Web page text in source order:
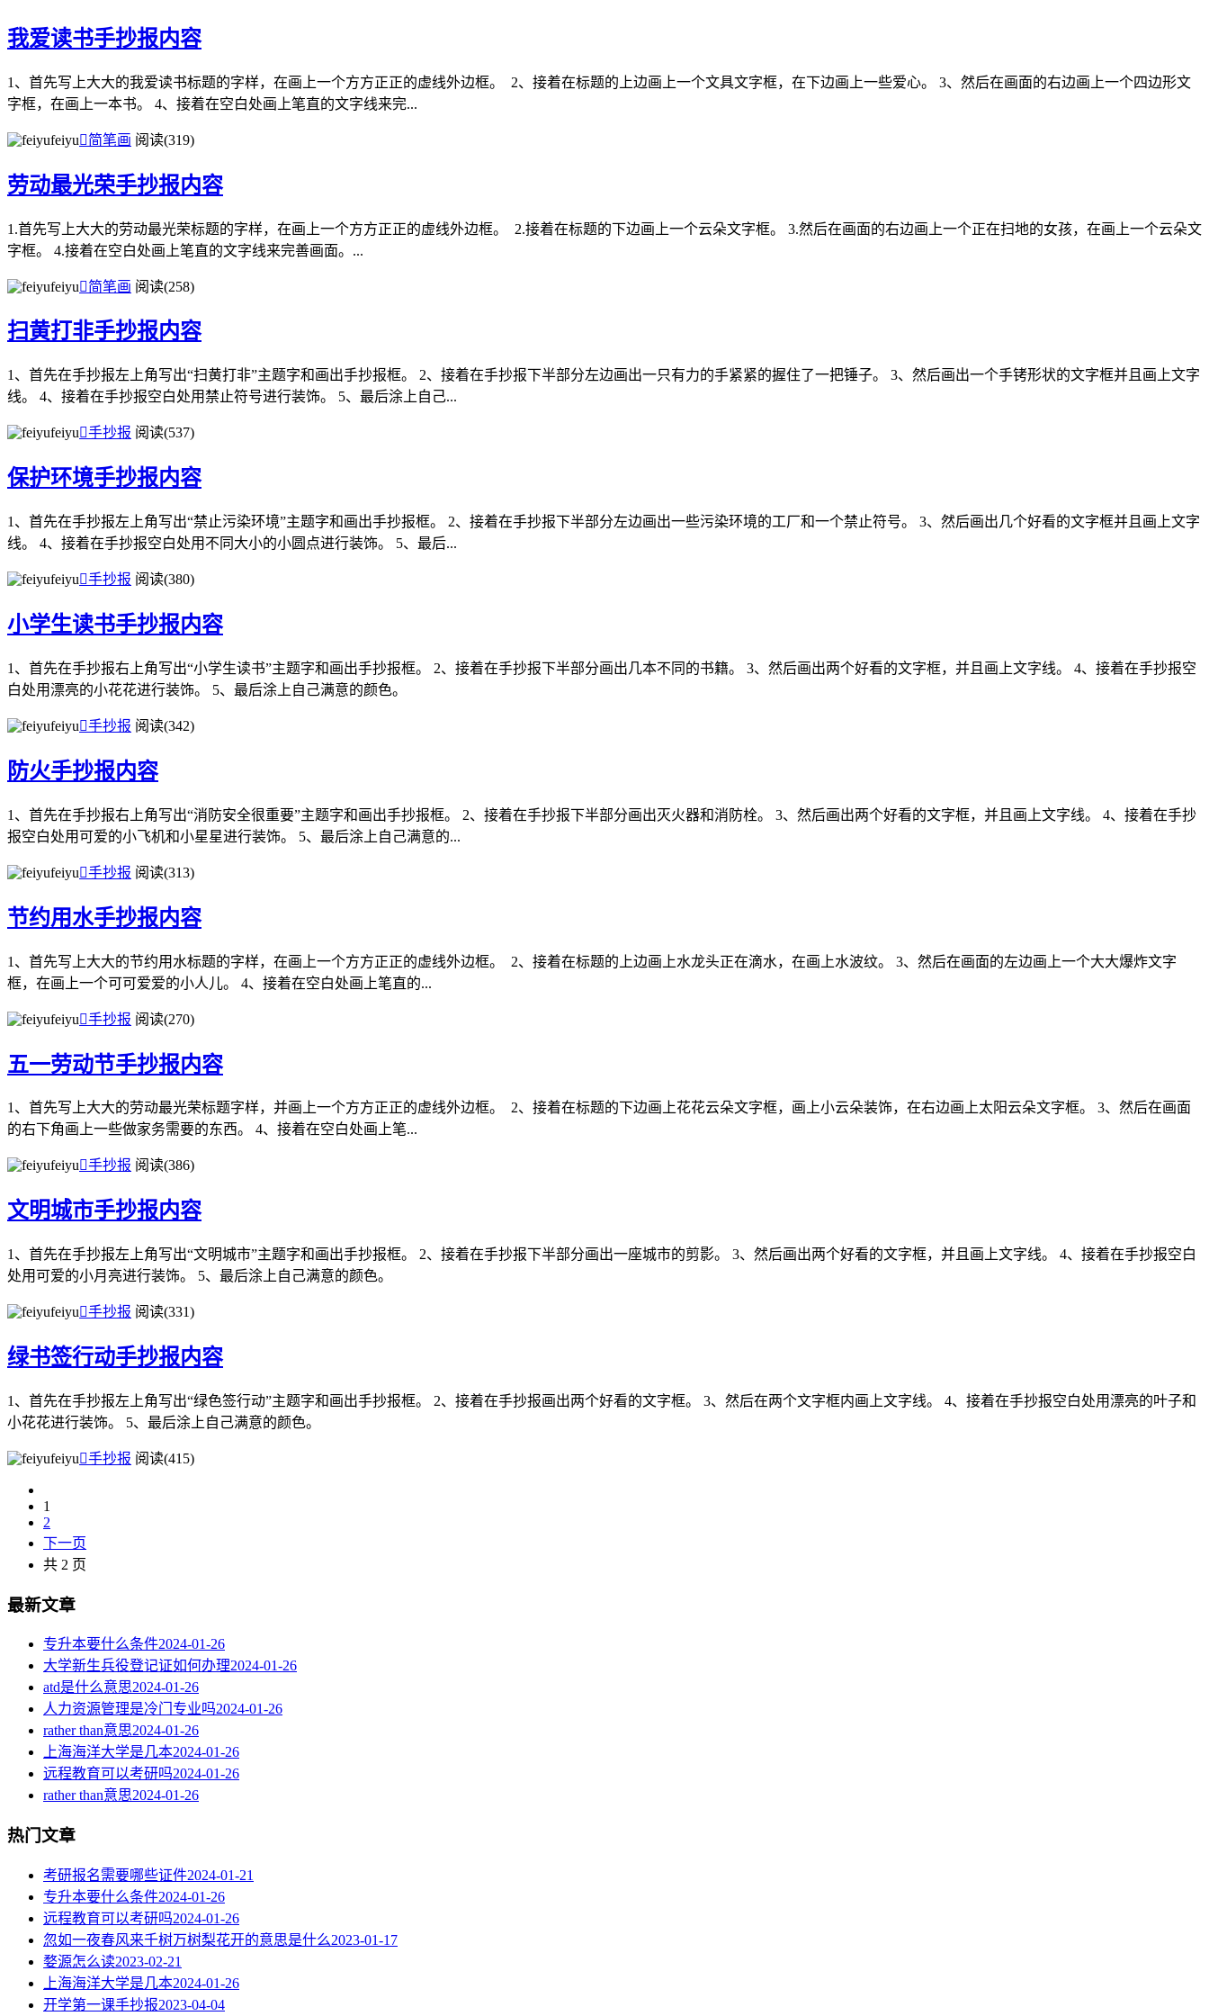
我爱读书手抄报内容
1、首先写上大大的我爱读书标题的字样，在画上一个方方正正的虚线外边框。 2、接着在标题的上边画上一个文具文字框，在下边画上一些爱心。 3、然后在画面的右边画上一个四边形文
字框，在画上一本书。 4、接着在空白处画上笔直的文字线来完...
feiyu简笔画 阅读(319)
劳动最光荣手抄报内容
1.首先写上大大的劳动最光荣标题的字样，在画上一个方方正正的虚线外边框。 2.接着在标题的下边画上一个云朵文字框。 3.然后在画面的右边画上一个正在扫地的女孩，在画上一个云朵文
字框。 4.接着在空白处画上笔直的文字线来完善画面。...
feiyu简笔画 阅读(258)
扫黄打非手抄报内容
1、首先在手抄报左上角写出“扫黄打非”主题字和画出手抄报框。 2、接着在手抄报下半部分左边画出一只有力的手紧紧的握住了一把锤子。 3、然后画出一个手铐形状的文字框并且画上文字
线。 4、接着在手抄报空白处用禁止符号进行装饰。 5、最后涂上自己...
feiyu手抄报 阅读(537)
保护环境手抄报内容
1、首先在手抄报左上角写出“禁止污染环境”主题字和画出手抄报框。 2、接着在手抄报下半部分左边画出一些污染环境的工厂和一个禁止符号。 3、然后画出几个好看的文字框并且画上文字
线。 4、接着在手抄报空白处用不同大小的小圆点进行装饰。 5、最后...
feiyu手抄报 阅读(380)
小学生读书手抄报内容
1、首先在手抄报右上角写出“小学生读书”主题字和画出手抄报框。 2、接着在手抄报下半部分画出几本不同的书籍。 3、然后画出两个好看的文字框，并且画上文字线。 4、接着在手抄报空
白处用漂亮的小花花进行装饰。 5、最后涂上自己满意的颜色。
feiyu手抄报 阅读(342)
防火手抄报内容
1、首先在手抄报右上角写出“消防安全很重要”主题字和画出手抄报框。 2、接着在手抄报下半部分画出灭火器和消防栓。 3、然后画出两个好看的文字框，并且画上文字线。 4、接着在手抄
报空白处用可爱的小飞机和小星星进行装饰。 5、最后涂上自己满意的...
feiyu手抄报 阅读(313)
节约用水手抄报内容
1、首先写上大大的节约用水标题的字样，在画上一个方方正正的虚线外边框。 2、接着在标题的上边画上水龙头正在滴水，在画上水波纹。 3、然后在画面的左边画上一个大大爆炸文字
框，在画上一个可可爱爱的小人儿。 4、接着在空白处画上笔直的...
feiyu手抄报 阅读(270)
五一劳动节手抄报内容
1、首先写上大大的劳动最光荣标题字样，并画上一个方方正正的虚线外边框。 2、接着在标题的下边画上花花云朵文字框，画上小云朵装饰，在右边画上太阳云朵文字框。 3、然后在画面
的右下角画上一些做家务需要的东西。 4、接着在空白处画上笔...
feiyu手抄报 阅读(386)
文明城市手抄报内容
1、首先在手抄报左上角写出“文明城市”主题字和画出手抄报框。 2、接着在手抄报下半部分画出一座城市的剪影。 3、然后画出两个好看的文字框，并且画上文字线。 4、接着在手抄报空白
处用可爱的小月亮进行装饰。 5、最后涂上自己满意的颜色。
feiyu手抄报 阅读(331)
绿书签行动手抄报内容
1、首先在手抄报左上角写出“绿色签行动”主题字和画出手抄报框。 2、接着在手抄报画出两个好看的文字框。 3、然后在两个文字框内画上文字线。 4、接着在手抄报空白处用漂亮的叶子和
小花花进行装饰。 5、最后涂上自己满意的颜色。
feiyu手抄报 阅读(415)
1
2
下一页
共 2 页
最新文章
专升本要什么条件2024-01-26
大学新生兵役登记证如何办理2024-01-26
atd是什么意思2024-01-26
人力资源管理是冷门专业吗2024-01-26
rather than意思2024-01-26
上海海洋大学是几本2024-01-26
远程教育可以考研吗2024-01-26
rather than意思2024-01-26
热门文章
考研报名需要哪些证件2024-01-21
专升本要什么条件2024-01-26
远程教育可以考研吗2024-01-26
忽如一夜春风来千树万树梨花开的意思是什么2023-01-17
婺源怎么读2023-02-21
上海海洋大学是几本2024-01-26
开学第一课手抄报2023-04-04